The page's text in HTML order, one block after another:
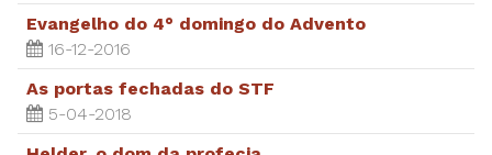
Evangelho do 4° domingo do Advento
16-12-2016
As portas fechadas do STF
5-04-2018